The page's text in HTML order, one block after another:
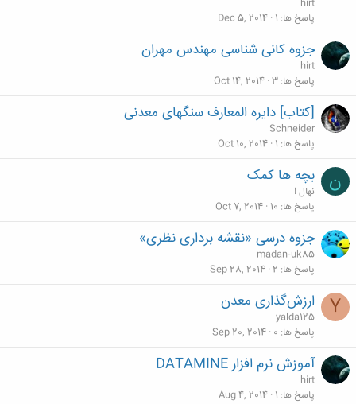
hirt
پاسخ ها 1
Dec 5, 2014
جزوه کانی شناسی مهندس مهران
hirt
پاسخ ها 3
Oct 14, 2014
[کتاب] دایره المعارف سنگهای معدنی
Schneider
پاسخ ها 1
Oct 10, 2014
ن بچه ها کمک
نهال ا
پاسخ ها 10
Oct 7, 2014
جزوه درسی «نقشه ‏برداری نظری»
madan-uk85
پاسخ ها 2
Sep 28, 2014
Y ارزش‌گذاری معدن
yalda125
پاسخ ها 0
Sep 20, 2014
آموزش نرم افزار DATAMINE
hirt
پاسخ ها 1
Aug 4, 2014